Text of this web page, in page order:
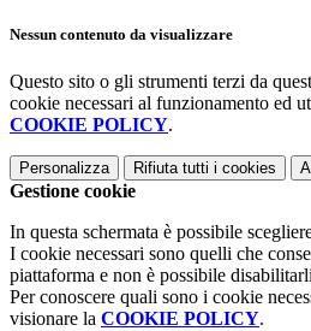
Nessun contenuto da visualizzare
Questo sito o gli strumenti terzi da
cookie necessari al funzionamento ed
COOKIE POLICY.
Personalizza Rifiuta tutti i cookies
Gestione cookie
In questa schermata è possibile
I cookie necessari sono quelli che
piattaforma e non è possibile
Per conoscere quali sono i cookie
visionare la COOKIE POLICY.